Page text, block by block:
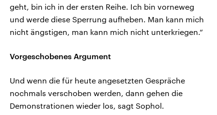
geht, bin ich in der ersten Reihe. Ich bin vorneweg
und werde diese Sperrung aufheben. Man kann mich
nicht ängstigen, man kann mich nicht unterkriegen.“
Vorgeschobenes Argument
Und wenn die für heute angesetzten Gespräche
nochmals verschoben werden, dann gehen die
Demonstrationen wieder los, sagt Sophol.